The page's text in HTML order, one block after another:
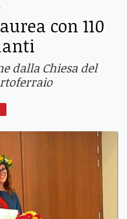
con 110
dalla Chiesa del